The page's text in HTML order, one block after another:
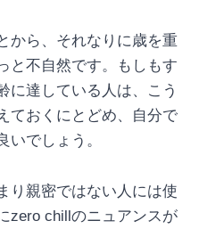
から、それなりに歳を重
と不自然です。もしもす
に達している人は、こう
ておくにとどめ、自分で
いでしょう。
り親密ではない人には使
zero chillのニュアンスが